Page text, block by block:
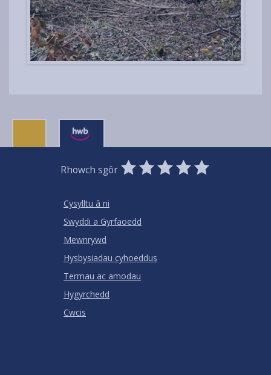
Rhowch sgôr
0
Stars
1
Star
2
Stars
3
Stars
4
Stars
5
Stars
Cysylltu â ni
Swyddi a Gyrfaoedd
Mewnrywd
Hysbysiadau cyhoeddus
Termau ac amodau
Hygyrchedd
Cwcis